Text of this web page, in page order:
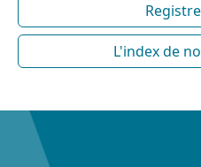
L'index de